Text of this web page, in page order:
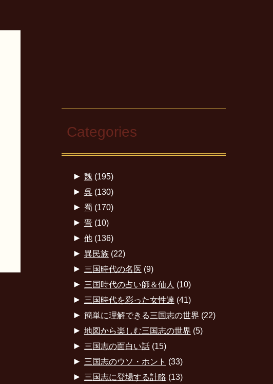
Categories
► 魏 (195)
► 呉(130)
► 蜀 (170)
► 晋(10)
► 他(136)
► 異民族(22)
► 三国時代の名医 (9)
► 三国時代の占い師＆仙人 (10)
► 三国時代を彩った女性達 (41)
► 簡単に理解できる三国志の世界 (22)
► 地図から楽しむ三国志の世界 (5)
► 三国志の面白い話(15)
► 三国志のウソ・ホント (33)
► 三国志に登場する計略 (13)